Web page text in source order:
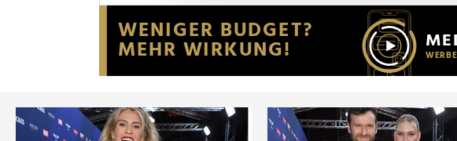
Website an unsere Partner für soziale Medien,
möglicherweise mit weiteren Daten
der Dienste gesammelt haben.